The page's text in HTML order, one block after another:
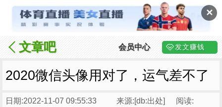
✕
文章吧 会员中心 发文赚钱
2020微信头像用对了，运气差不了
日期:2022-11-07 09:55:33 来源:[db:出处] 阅读: